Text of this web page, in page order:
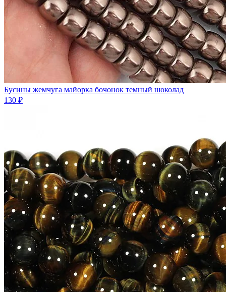
Бусины жемчуга майорка бочонок темный шоколад
130 ₽